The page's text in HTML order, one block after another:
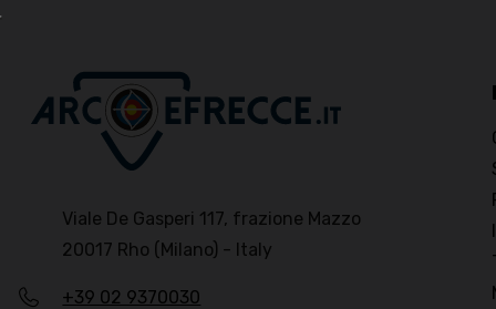
Viale De Gasperi 117, frazione Mazzo
20017 Rho (Milano) - Italy
+39 02 9370030